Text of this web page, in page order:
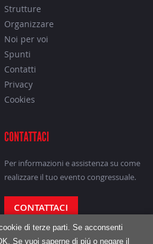
di terze parti. Se acconsenti
Se vuoi saperne di piú o negare il
Strutture
Organizzare
Noi per voi
Spunti
Contatti
Privacy
Cookies
CONTATTACI
Per informazioni e assistenza su come
realizzare il tuo evento congressuale.
CONTATTACI